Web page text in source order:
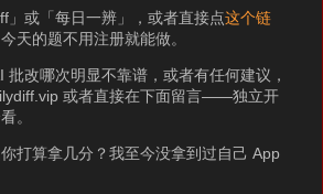
」或「每日一辨」，或者直接点这个链
天的题不用注册就能做。
批改哪次明显不靠谱，或者有任何建议，
或者直接在下面留言——独立开
。
打算拿几分？我至今没拿到过自己 App